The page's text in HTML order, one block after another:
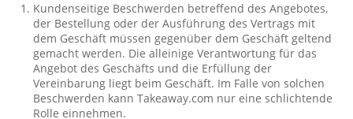
Kundenseitige Beschwerden betreffend des Angebotes,
der Bestellung oder der Ausführung des Vertrags mit
dem Geschäft müssen gegenüber dem Geschäft geltend
gemacht werden. Die alleinige Verantwortung für das
Angebot des Geschäfts und die Erfüllung der
Vereinbarung liegt beim Geschäft. Im Falle von solchen
Beschwerden kann Takeaway.com nur eine schlichtende
Rolle einnehmen.